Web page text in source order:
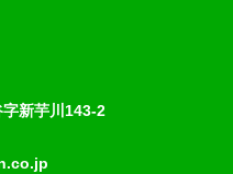
新芋川143-2